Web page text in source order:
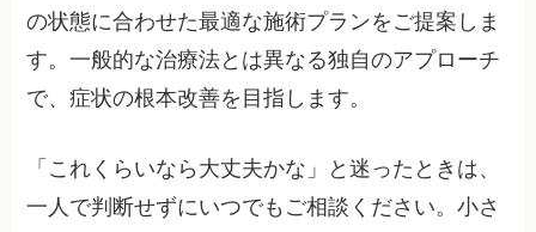
の状態に合わせた最適な施術プランをご提案しま
す。一般的な治療法とは異なる独自のアプローチ
で、症状の根本改善を目指します。
「これくらいなら大丈夫かな」と迷ったときは、
一人で判断せずにいつでもご相談ください。小さ